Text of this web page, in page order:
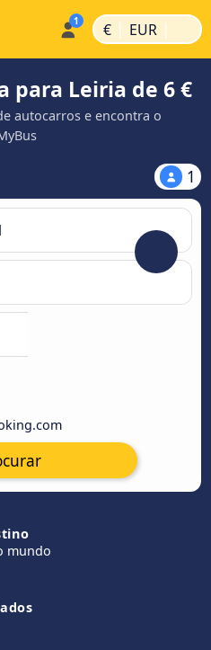
€ | EUR |
para Leiria de 6 €
autocarros e encontra o
1
mundo